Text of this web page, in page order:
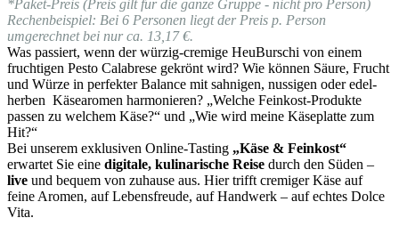
*Paket-Preis (Preis gilt für die ganze Gruppe - nicht pro Person)
Rechenbeispiel: Bei 6 Personen liegt der Preis p. Person
umgerechnet bei nur ca. 13,17 €.
Was passiert, wenn der würzig-cremige HeuBurschi von einem
fruchtigen Pesto Calabrese gekrönt wird? Wie können Säure, Frucht
und Würze in perfekter Balance mit sahnigen, nussigen oder edel-
herben Käsearomen harmonieren? „Welche Feinkost-Produkte
passen zu welchem Käse?“ und „Wie wird meine Käseplatte zum
Hit?“
Bei unserem exklusiven Online-Tasting „Käse & Feinkost“
erwartet Sie eine digitale, kulinarische Reise durch den Süden –
live und bequem von zuhause aus. Hier trifft cremiger Käse auf
feine Aromen, auf Lebensfreude, auf Handwerk – auf echtes Dolce
Vita.